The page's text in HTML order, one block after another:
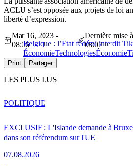
ACLU s’est opposée aux projets de loi
liberté d’expression.
Belgique : l’Etat fédéral interdit
Mar 16, 2023 -
08:06
Dernière mise
08:07
ÉconomieTechnologiesÉconomie
Print Partager
LES PLUS LUS
EXCLUSIF : L'Islande demande à
dans son référendum sur l'UE
07.08.2026
POLITIQUE